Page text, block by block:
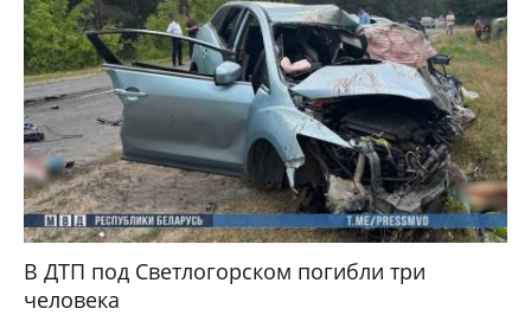
В ДТП под Светлогорском погибли три
человека